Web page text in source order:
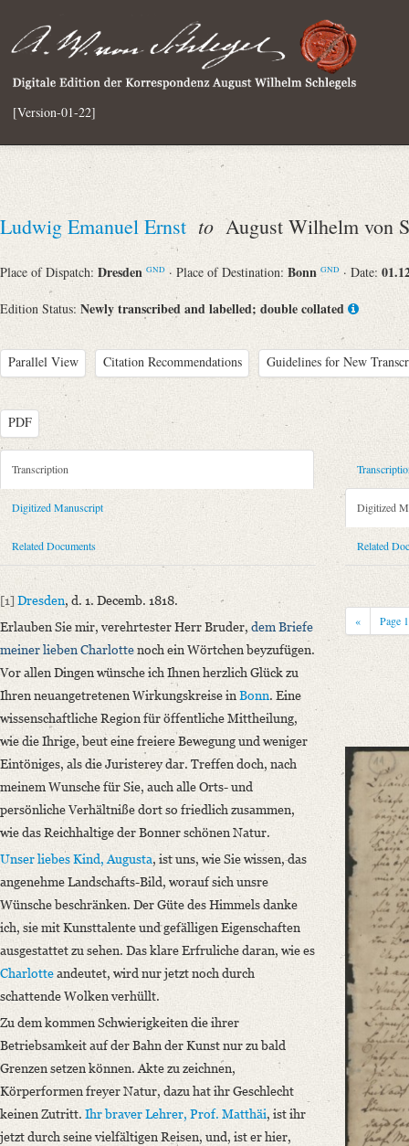
[Version-01-22]
Ludwig Emanuel Ernst to August Wilhelm von
Place of Dispatch: Dresden GND · Place of Destination: Bonn GND · Date:
Edition Status: Newly transcribed and labelled; double collated
Parallel View Citation Recommendations Guidelines for New
PDF
Metadata Concerning Header
Sender: Ludwig Emanuel Ernst
Recipient: August Wilhelm von Schlegel
Place of Dispatch: Dresden
Place of Destination: Bonn
Notations: Empfangsort erschlossen.
Manuscript
Provider: Dresden, Sächsische Landesbibliothek - Staats- und
OAI Id: DE-1a-33449
Classification Number: Mscr.Dresd.e.90,XIX,Bd.7,Nr.11
Number of Pages: 2S., hs. m. U.
Format: 19,4 x 13,2 cm
Incipit: „[1] Dresden, d. 1. Decemb. 1818.
Erlauben Sie mir, verehrtester Herr Bruder, dem Briefe meiner lieben
Language
German
Editors
Bamberg, Claudia
Varwig, Olivia
Zeil, Sophia
Transcription
Digitized Manuscript
Related Documents
[1] Dresden, d. 1. Decemb. 1818.
Erlauben Sie mir, verehrtester Herr Bruder, dem Briefe
meiner lieben Charlottenoch ein Wörtchen beyzufügen.
Vor allen Dingen wünsche ich Ihnen herzlich Glück zu
Ihren neuangetretenen Wirkungskreise in Bonn. Eine
wissenschaftliche Region für öffentliche Mittheilung,
wie die Ihrige, beut eine freiere Bewegung und weniger
Eintöniges, als die Juristerey dar. Treffen doch, nach
meinem Wunsche für Sie, auch alle Orts- und
persönliche Verhältniße dort so friedlich zusammen,
wie das Reichhaltige der Bonner schönen Natur.
Unser liebes Kind, Augusta, ist uns, wie Sie wissen, das
angenehme Landschafts-Bild, worauf sich unsre
Wünsche beschränken. Der Güte des Himmels danke
ich, sie mit Kunsttalente und gefälligen Eigenschaften
ausgestattet zu sehen. Das klare Erfruliche daran, wie es
Charlotteandeutet, wird nur jetzt noch durch
schattende Wolken verhüllt.
Zu dem kommen Schwierigkeiten die ihrer
Betriebsamkeit auf der Bahn der Kunst nur zu bald
Grenzen setzen können. Akte zu zeichnen,
Körperformen freyer Natur, dazu hat ihr Geschlecht
keinen Zutritt. Ihr braver Lehrer, Prof. Matthäi, ist ihr
jetzt durch seine vielfältigen Reisen, und, ist er hier,
Digitized
Related
« Page 1